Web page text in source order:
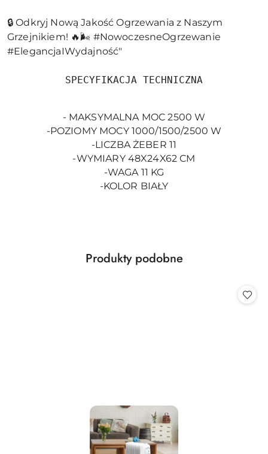
🔒 Odkryj Nową Jakość Ogrzewania z Naszym
Grzejnikiem! 🔥🌬️ #NowoczesneOgrzewanie
#ElegancjaIWydajność"
SPECYFIKACJA TECHNICZNA
- MAKSYMALNA MOC 2500 W
-POZIOMY MOCY 1000/1500/2500 W
-LICZBA ŻEBER 11
-WYMIARY 48X24X62 CM
-WAGA 11 KG
-KOLOR BIAŁY
Pomiń karuzelę produktów
Produkty
Produkty podobne